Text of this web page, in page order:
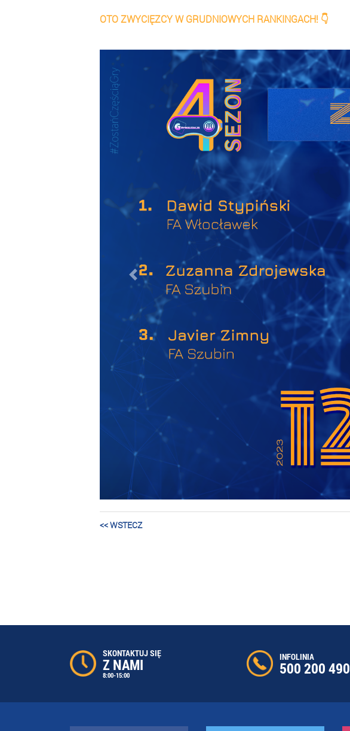
OTO ZWYCIĘZCY W GRUDNIOWYCH RANKINGACH! 👇
wstecz
<< WSTECZ
SKONTAKTUJ SIĘ
Z NAMI
8:00-15:00
INFOLINIA
500 200 490